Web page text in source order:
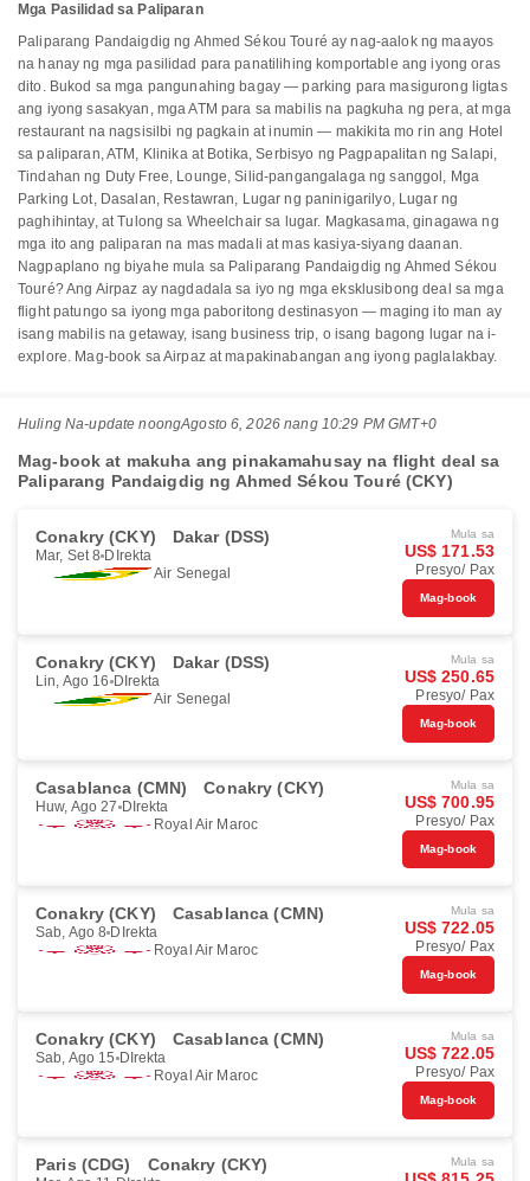
Mga Pasilidad sa Paliparan
Paliparang Pandaigdig ng Ahmed Sékou Touré ay nag-aalok ng maayos
na hanay ng mga pasilidad para panatilihing komportable ang iyong oras
dito. Bukod sa mga pangunahing bagay — parking para masigurong ligtas
ang iyong sasakyan, mga ATM para sa mabilis na pagkuha ng pera, at mga
restaurant na nagsisilbi ng pagkain at inumin — makikita mo rin ang Hotel
sa paliparan, ATM, Klinika at Botika, Serbisyo ng Pagpapalitan ng Salapi,
Tindahan ng Duty Free, Lounge, Silid-pangangalaga ng sanggol, Mga
Parking Lot, Dasalan, Restawran, Lugar ng paninigarilyo, Lugar ng
paghihintay, at Tulong sa Wheelchair sa lugar. Magkasama, ginagawa ng
mga ito ang paliparan na mas madali at mas kasiya-siyang daanan.
Nagpaplano ng biyahe mula sa Paliparang Pandaigdig ng Ahmed Sékou
Touré? Ang Airpaz ay nagdadala sa iyo ng mga eksklusibong deal sa mga
flight patungo sa iyong mga paboritong destinasyon — maging ito man ay
isang mabilis na getaway, isang business trip, o isang bagong lugar na i-
explore. Mag-book sa Airpaz at mapakinabangan ang iyong paglalakbay.
Huling Na-update noongAgosto 6, 2026 nang 10:29 PM GMT+0
Mag-book at makuha ang pinakamahusay na flight deal sa
Paliparang Pandaigdig ng Ahmed Sékou Touré (CKY)
Conakry (CKY) Dakar (DSS)
Mar, Set 8 DIrekta
Air Senegal
Mula sa
US$ 171.53
Presyo/ Pax
Mag-book
Conakry (CKY) Dakar (DSS)
Lin, Ago 16 DIrekta
Air Senegal
Mula sa
US$ 250.65
Presyo/ Pax
Mag-book
Casablanca (CMN) Conakry (CKY)
Huw, Ago 27 DIrekta
Royal Air Maroc
Mula sa
US$ 700.95
Presyo/ Pax
Mag-book
Conakry (CKY) Casablanca (CMN)
Sab, Ago 8 DIrekta
Royal Air Maroc
Mula sa
US$ 722.05
Presyo/ Pax
Mag-book
Conakry (CKY) Casablanca (CMN)
Sab, Ago 15 DIrekta
Royal Air Maroc
Mula sa
US$ 722.05
Presyo/ Pax
Mag-book
Paris (CDG) Conakry (CKY) Mula sa